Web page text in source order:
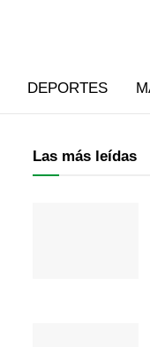
DEPORTES
Las más leídas